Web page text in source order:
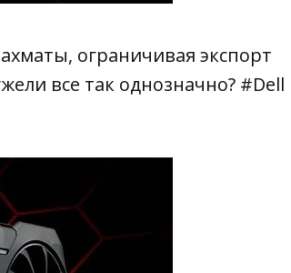
ограничивая экспорт
все так однозначно? #Dell